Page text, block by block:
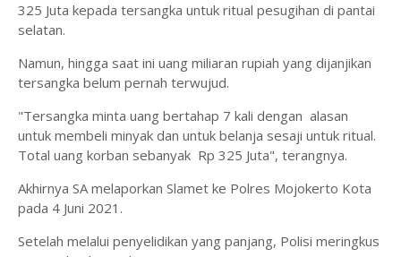
325 Juta kepada tersangka untuk ritual pesugihan di pantai
selatan.
Namun, hingga saat ini uang miliaran rupiah yang dijanjikan
tersangka belum pernah terwujud.
"Tersangka minta uang bertahap 7 kali dengan alasan
untuk membeli minyak dan untuk belanja sesaji untuk ritual.
Total uang korban sebanyak Rp 325 Juta", terangnya.
Akhirnya SA melaporkan Slamet ke Polres Mojokerto Kota
pada 4 Juni 2021.
Setelah melalui penyelidikan yang panjang, Polisi meringkus